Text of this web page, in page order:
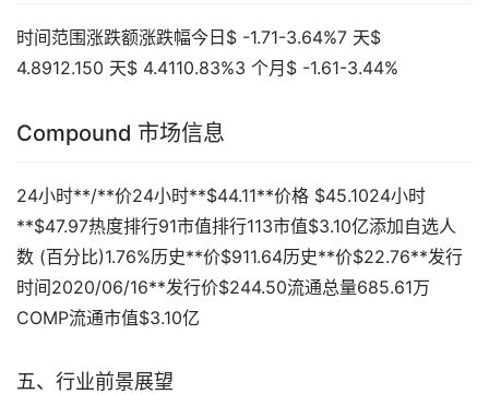
时间范围涨跌额涨跌幅今日$ -1.71-3.64%7 天$
4.8912.150 天$ 4.4110.83%3 个月$ -1.61-3.44%
Compound 市场信息
24小时**/**价24小时**$44.11**价格 $45.1024小时
**$47.97热度排行91市值排行113市值$3.10亿添加自选人
数 (百分比)1.76%历史**价$911.64历史**价$22.76**发行
时间2020/06/16**发行价$244.50流通总量685.61万
COMP流通市值$3.10亿
五、行业前景展望